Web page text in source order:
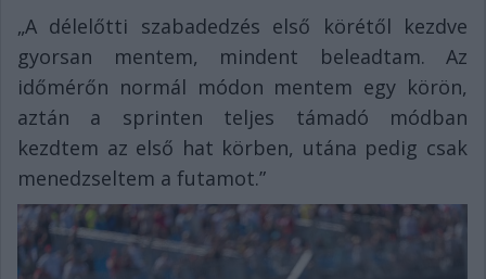
„A délelőtti szabadedzés első körétől kezdve
gyorsan mentem, mindent beleadtam. Az
időmérőn normál módon mentem egy körön,
aztán a sprinten teljes támadó módban
kezdtem az első hat körben, utána pedig csak
menedzseltem a futamot.”